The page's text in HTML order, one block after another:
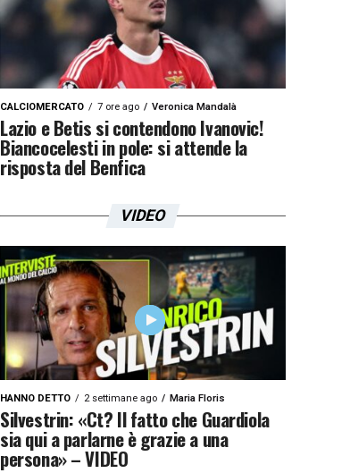
CALCIOMERCATO 7 ore ago Veronica Mandalà
Lazio e Betis si contendono Ivanovic!
Biancocelesti in pole: si attende la
risposta del Benfica
VIDEO
HANNO DETTO 2 settimane ago Maria Floris
Silvestrin: «Ct? Il fatto che Guardiola
sia qui a parlarne è grazie a una
persona» – VIDEO